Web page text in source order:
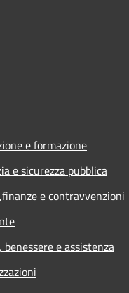
e formazione
e sicurezza pubblica
e contravvenzioni
benessere e assistenza